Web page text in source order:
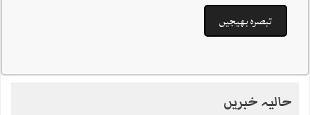
حالیہ خبریں